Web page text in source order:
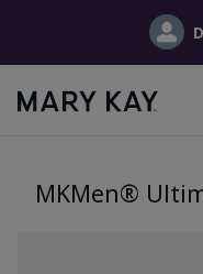
MKMen®